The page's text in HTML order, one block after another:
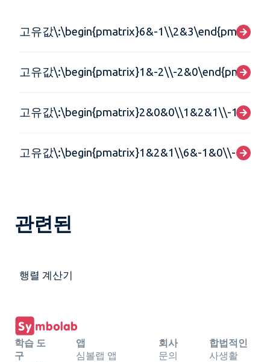
고유값\:\begin{pmatrix}6&-1\\2&3\end{pmatrix}
고유값\:\begin{pmatrix}1&-2\\-2&0\end{pmatrix}
고유값\:\begin{pmatrix}2&0&0\\1&2&1\\-
고유값\:\begin{pmatrix}1&2&1\\6&-1&0\\-1&-
관련된
행렬 계산기
학습 도
구
앱
심볼랩 앱
회사
문의
합법적인
사생활